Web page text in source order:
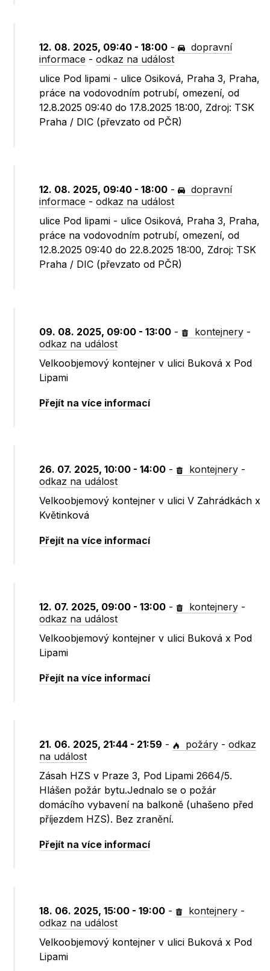
12. 08. 2025, 09:40 - 18:00 -
dopravní
informace -odkaz na událost
ulice Pod lipami - ulice Osiková, Praha 3, Praha,
práce na vodovodním potrubí, omezení, od
12.8.2025 09:40 do 17.8.2025 18:00, Zdroj: TSK
Praha / DIC (převzato od PČR)
12. 08. 2025, 09:40 - 18:00 -
dopravní
informace -odkaz na událost
ulice Pod lipami - ulice Osiková, Praha 3, Praha,
práce na vodovodním potrubí, omezení, od
12.8.2025 09:40 do 22.8.2025 18:00, Zdroj: TSK
Praha / DIC (převzato od PČR)
09. 08. 2025, 09:00 - 13:00 - kontejnery -
odkaz na událost
Velkoobjemový kontejner v ulici Buková x Pod
Lipami
Přejít na více informací
26. 07. 2025, 10:00 - 14:00 - kontejnery -
odkaz na událost
Velkoobjemový kontejner v ulici V Zahrádkách x
Květinková
Přejít na více informací
12. 07. 2025, 09:00 - 13:00 - kontejnery -
odkaz na událost
Velkoobjemový kontejner v ulici Buková x Pod
Lipami
Přejít na více informací
21. 06. 2025, 21:44 - 21:59 - požáry -odkaz
na událost
Zásah HZS v Praze 3, Pod Lipami 2664/5.
Hlášen požár bytu.Jednalo se o požár
domácího vybavení na balkoně (uhašeno před
příjezdem HZS). Bez zranění.
Přejít na více informací
18. 06. 2025, 15:00 - 19:00 - kontejnery -
odkaz na událost
Velkoobjemový kontejner v ulici Buková x Pod
Lipami